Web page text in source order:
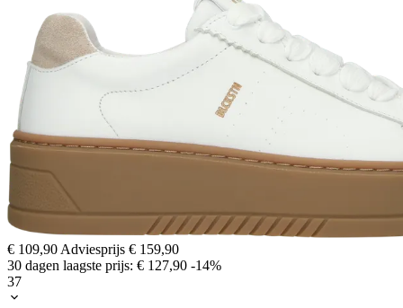
€ 109,90 Adviesprijs € 159,90
30 dagen laagste prijs: € 127,90 -14%
37